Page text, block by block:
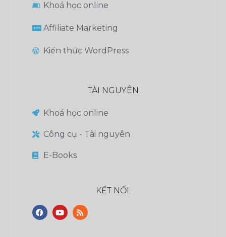
Khoá học online
Affiliate Marketing
Kiến thức WordPress
TÀI NGUYÊN
Khoá học online
Công cụ - Tài nguyên
E-Books
KẾT NỐI: